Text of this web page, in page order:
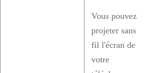
Vous pouvez
projeter sans
fil l'écran de
votre